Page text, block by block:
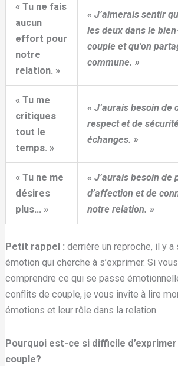
« Tu ne fais
aucun
effort pour
notre
relation. »
« J’aimerais sentir
les deux dans le
couple et qu’on
commune. »
« Tu me
critiques
tout le
temps. »
« J’aurais besoin de
respect et de
échanges. »
« Tu ne me
désires
plus… »
« J’aurais besoin de
d’affection et de
notre relation. »
Petit rappel : derrière un reproche, il y a
émotion qui cherche à s’exprimer. Si
comprendre ce qui se passe
conflits de couple, je vous invite à lire
émotions et leur rôle dans la relation.
Pourquoi est-ce si difficile
couple?